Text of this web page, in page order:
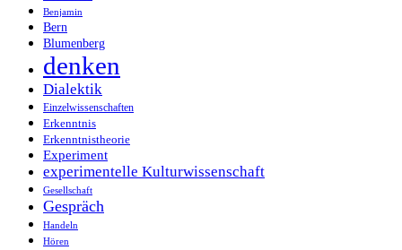
Benjamin
Bern
Blumenberg
denken
Dialektik
Einzelwissenschaften
Erkenntnis
Erkenntnistheorie
Experiment
experimentelle Kulturwissenschaft
Gesellschaft
Gespräch
Handeln
Hören